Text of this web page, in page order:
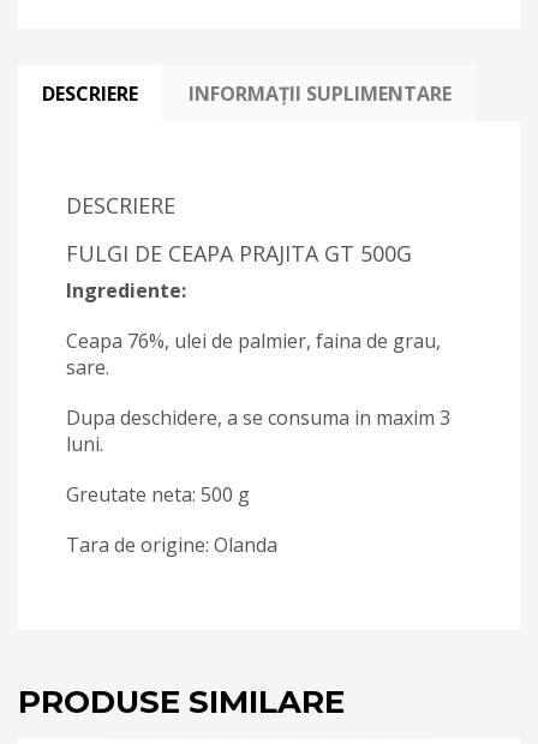
DESCRIERE INFORMAȚII SUPLIMENTARE
DESCRIERE
FULGI DE CEAPA PRAJITA GT 500G
Ingrediente:
Ceapa 76%, ulei de palmier, faina de grau,
sare.
Dupa deschidere, a se consuma in maxim 3
luni.
Greutate neta: 500 g
Tara de origine: Olanda
PRODUSE SIMILARE